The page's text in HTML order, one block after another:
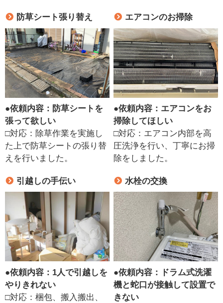
防草シート張り替え
●依頼内容：防草シートを
張って欲しい
□対応：除草作業を実施し
た上で防草シートの張り替
えを行いました。
エアコンのお掃除
●依頼内容：エアコンをお
掃除してほしい
□対応：エアコン内部を高
圧洗浄を行い、丁寧にお掃
除をしました。
引越しの手伝い
●依頼内容：1人で引越しを
やりきれない
□対応：梱包、搬入搬出、
水栓の交換
●依頼内容：ドラム式洗濯
機と蛇口が接触して設置で
きない